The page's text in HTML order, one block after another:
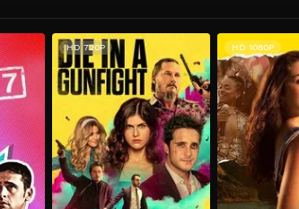
HD 720P HD 1080P